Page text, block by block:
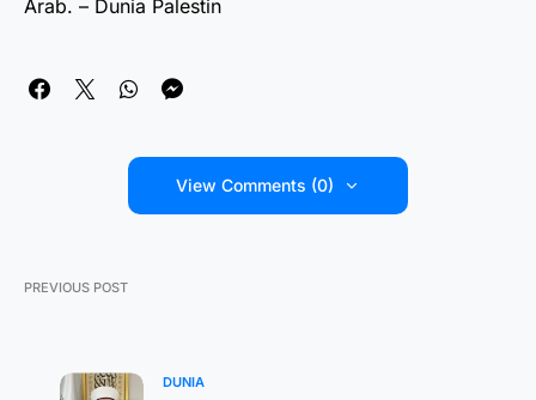
Arab. – Dunia Palestin
View Comments (0)
PREVIOUS POST
DUNIA